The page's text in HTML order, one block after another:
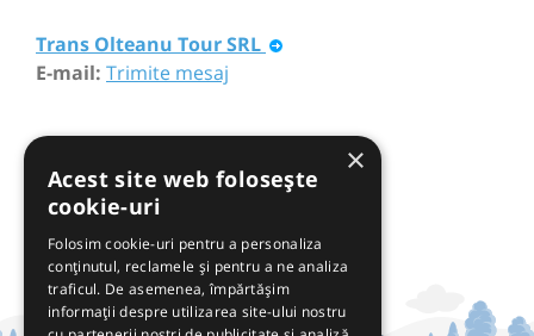
Trans Olteanu Tour SRL
E-mail: Trimite mesaj
×
Acest site web folosește
cookie-uri
Folosim cookie-uri pentru a personaliza
conținutul, reclamele și pentru a ne analiza
traficul. De asemenea, împărtășim
informații despre utilizarea site-ului nostru